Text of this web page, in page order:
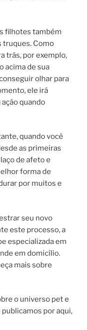
filhotes também
truques. Como
trás, por exemplo,
acima de sua
olhar para
ele irá
quando
quando você
as primeiras
de afeto e
forma de
por muitos e
seu novo
este processo, a
especializada em
em domicílio.
mais sobre
o universo pet e
por aqui,